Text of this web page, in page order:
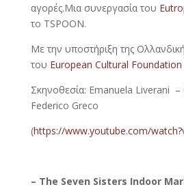
αγορές.Μια συνεργασία του
το TSPOON.
Με την υποστήριξη της
του European Cultural Foundation
Σκηνοθεσία: Emanuela Liverani
Federico Greco
(https://www.youtube.com/
– The Seven Sisters Indoor